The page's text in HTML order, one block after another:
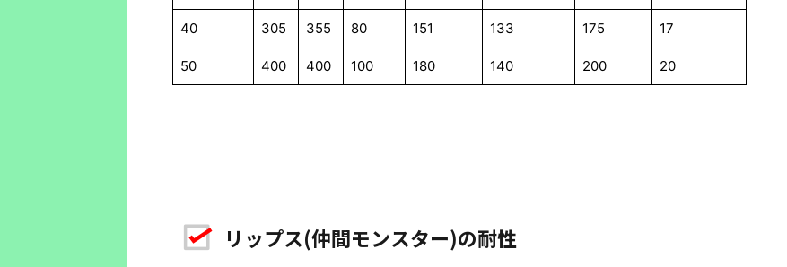
40 305 355 80 151 133 175 17
50 400 400 100 180 140 200 20
リップス(仲間モンスター)の耐性